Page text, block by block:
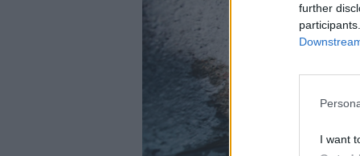
further
I want